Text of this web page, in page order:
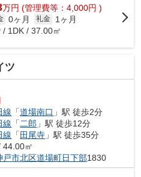
万円 (管理費等：4,000円 )
0ヶ月 礼金
1ヶ月
/ 1DK / 37.00㎡
ツ
線 「道場南口 」駅 徒歩2分
線 「 二郎 」駅 徒歩12分
線 「 田尾寺 」駅 徒歩35分
44.00㎡
戸市北区道場町日下部1830